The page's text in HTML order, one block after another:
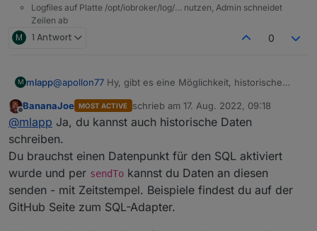
mehr als 500 Werte in dem Zeitraum geloggt
performance drückt und auch ein Debug Log
oder nichts geloggt wurde, kann nun
zusätzliches Debug pro Datenpunkt aktiviert
Debug steht.
Die Aufbewahrungszeit kann nun neben den
vorgeschlagenen zeiträumen auch selbst in
tagen definiert werden (Custom)
Logfiles auf Platte /opt/iobroker/log/… nutzen, Admin schneidet
Zeilen ab
M 1 Antwort 0
M mlapp@apollon77 Hy, gibt es eine Möglichkeit, historische
entsprechenden Format in die Datentabellen der
ioBroker Datenbank zu schreiben um diese dann mit
Flot zu nutzen? Ich würde mir gerne Charts meiner PV-
Anlage konsolidiert auf Tage, Monate und Jahre
graphisch anzeigen lassen.
Die Daten im entsprechenden Format kann ich
problemlos in die Tabellen einfügen, nur Flot nutzt diese
Daten einfach nicht.
Ich hab mir dazu z.B. auch schon einen Datenpunkt
Offline
BananaJoe MOST ACTIVE schrieb am 17. Aug. 2022, 09:18
zuletzt editiert von
@mlapp Ja, du kannst auch historische Daten
schreiben.
Du brauchst einen Datenpunkt für den SQL aktiviert
wurde und per sendTo kannst du Daten an diesen
senden - mit Zeitstempel. Beispiele findest du auf der
GitHub Seite zum SQL-Adapter.